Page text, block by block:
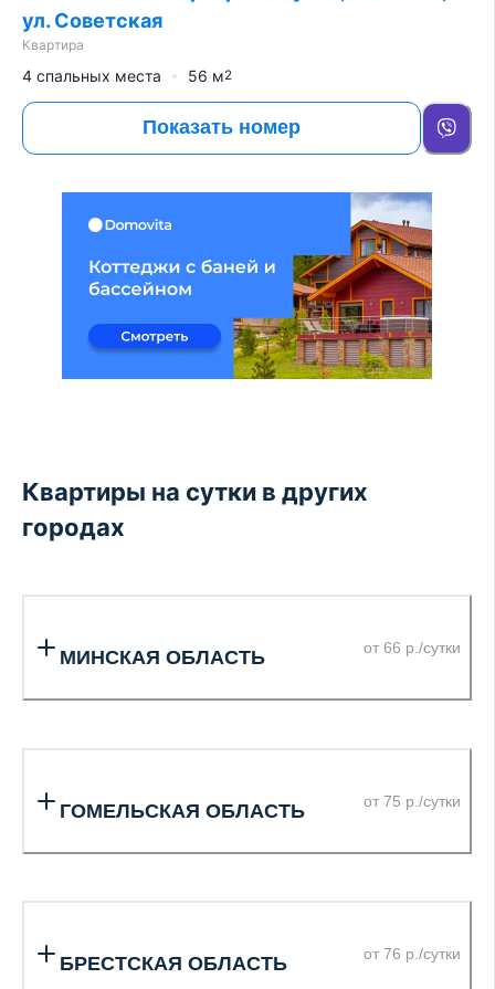
ул. Советская
Квартира
4 спальных места 56 м2
Показать номер
Квартиры на сутки в других
городах
МИНСКАЯ ОБЛАСТЬ от 66 р./сутки
ГОМЕЛЬСКАЯ ОБЛАСТЬ от 75 р./сутки
БРЕСТСКАЯ ОБЛАСТЬ от 76 р./сутки